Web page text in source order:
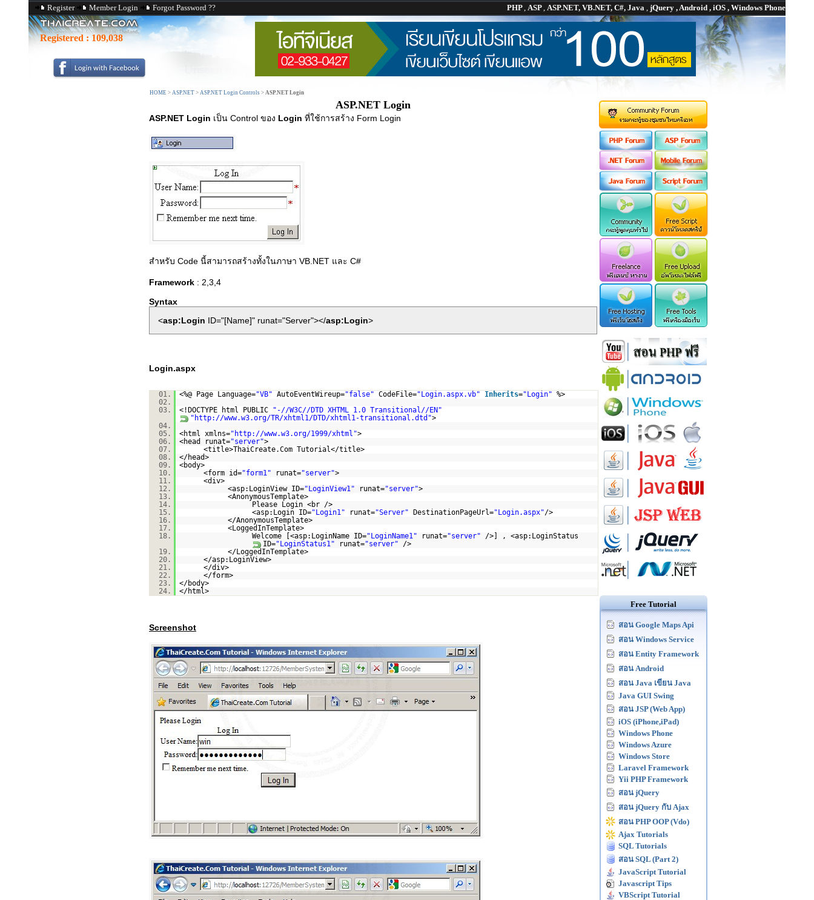
Register Member Login Forgot Password ?? PHP, ASP, ASP.NET, VB.NET, C#, Java , jQuery , Android , iOS , Windows Phone
Registered : 109,038
HOME > ASP.NET > ASP.NET Login Controls > ASP.NET Login
ASP.NET Login
ASP.NET Login เป็น Control ของ Login ที่ใช้การสร้าง Form Login
สำหรับ Code นี้สามารถสร้างทั้งในภาษา VB.NET และ C#
Framework : 2,3,4
Syntax
<asp:Login ID="[Name]" runat="Server"></asp:Login>
Login.aspx
01. <%@ Page Language="VB" AutoEventWireup="false" CodeFile="Login.aspx.vb" Inherits="Login" %>
02.
03.
<!DOCTYPE html PUBLIC
"-//W3C//DTD XHTML 1.0 Transitional//EN"
" http://www.w3.org/TR/xhtml1/DTD/xhtml1-transitional.dtd ">
04.
05.
<html xmlns=" http://www.w3.org/1999/xhtml ">
06.
<head runat="server">
07.
<title>ThaiCreate.Com Tutorial</title>
08.
</head>
09.
<body>
10.
<form id="form1" runat="server">
11.
<div>
12.
<asp:LoginView ID="LoginView1" runat="server">
13.
<AnonymousTemplate>
14.
Please Login <br />
15.
<asp:Login ID="Login1" runat="Server" DestinationPageUrl="Login.aspx"/>
16.
</AnonymousTemplate>
17.
<LoggedInTemplate>
18.
Welcome [<asp:LoginName ID="LoginName1" runat="server"
/>] , <asp:LoginStatus
ID="LoginStatus1" runat="server"
/>
19.
</LoggedInTemplate>
20.
</asp:LoginView>
21.
</div>
22.
</form>
23.
</body>
24.
</html>
Screenshot
Free Tutorial
สอน Google Maps Api
สอน Windows Service
สอน Entity Framework
สอน Android
สอน Java เขียน Java
Java GUI Swing
สอน JSP (Web App)
iOS (iPhone,iPad)
Windows Phone
Windows Azure
Windows Store
Laravel Framework
Yii PHP Framework
สอน jQuery
สอน jQuery กับ Ajax
สอน PHP OOP (Vdo)
Ajax Tutorials
SQL Tutorials
สอน SQL (Part 2)
JavaScript Tutorial
Javascript Tips
VBScript Tutorial